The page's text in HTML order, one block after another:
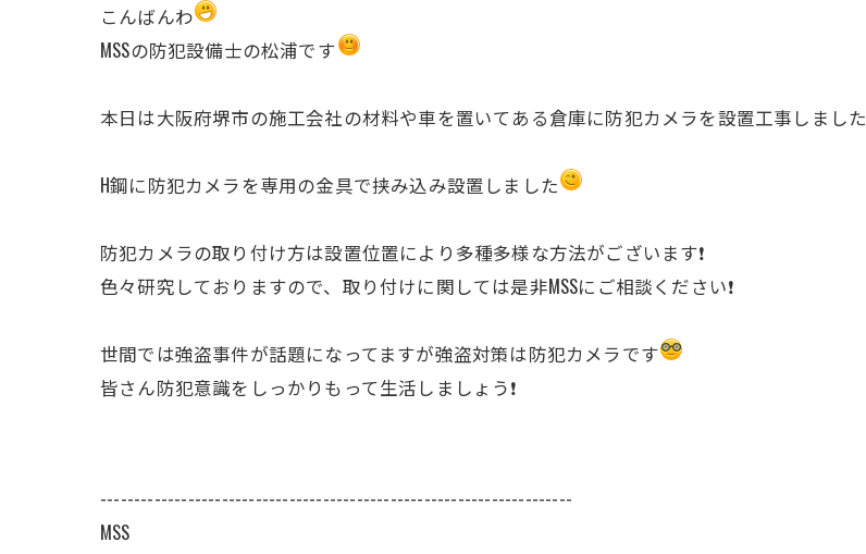
こんばんわ
MSSの防犯設備士の松浦です
本日は大阪府堺市の施工会社の材料や車を置いてある倉庫に防犯カメラを設置工事しました
H鋼に防犯カメラを専用の金具で挟み込み設置しました
防犯カメラの取り付け方は設置位置により多種多様な方法がございます❗️
色々研究しておりますので、取り付けに関しては是非MSSにご相談ください❗️
世間では強盗事件が話題になってますが強盗対策は防犯カメラです
皆さん防犯意識をしっかりもって生活しましょう❗️
----------------------------------------------------------------------
MSS